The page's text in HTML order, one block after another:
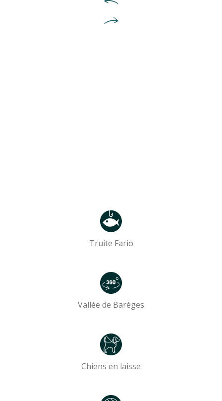
Truite Fario
Vallée de Barèges
Chiens en laisse